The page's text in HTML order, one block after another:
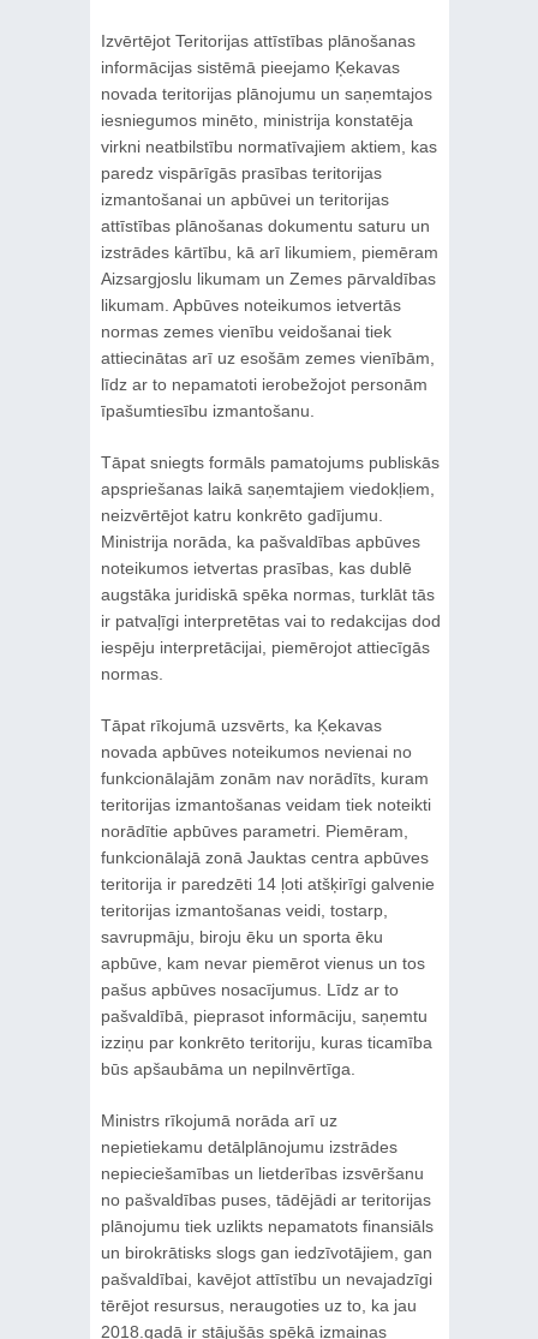
Izvērtējot Teritorijas attīstības plānošanas
informācijas sistēmā pieejamo Ķekavas
novada teritorijas plānojumu un saņemtajos
iesniegumos minēto, ministrija konstatēja
virkni neatbilstību normatīvajiem aktiem, kas
paredz vispārīgās prasības teritorijas
izmantošanai un apbūvei un teritorijas
attīstības plānošanas dokumentu saturu un
izstrādes kārtību, kā arī likumiem, piemēram
Aizsargjoslu likumam un Zemes pārvaldības
likumam. Apbūves noteikumos ietvertās
normas zemes vienību veidošanai tiek
attiecinātas arī uz esošām zemes vienībām,
līdz ar to nepamatoti ierobežojot personām
īpašumtiesību izmantošanu.
Tāpat sniegts formāls pamatojums publiskās
apspriešanas laikā saņemtajiem viedokļiem,
neizvērtējot katru konkrēto gadījumu.
Ministrija norāda, ka pašvaldības apbūves
noteikumos ietvertas prasības, kas dublē
augstāka juridiskā spēka normas, turklāt tās
ir patvaļīgi interpretētas vai to redakcijas dod
iespēju interpretācijai, piemērojot attiecīgās
normas.
Tāpat rīkojumā uzsvērts, ka Ķekavas
novada apbūves noteikumos nevienai no
funkcionālajām zonām nav norādīts, kuram
teritorijas izmantošanas veidam tiek noteikti
norādītie apbūves parametri. Piemēram,
funkcionālajā zonā Jauktas centra apbūves
teritorija ir paredzēti 14 ļoti atšķirīgi galvenie
teritorijas izmantošanas veidi, tostarp,
savrupmāju, biroju ēku un sporta ēku
apbūve, kam nevar piemērot vienus un tos
pašus apbūves nosacījumus. Līdz ar to
pašvaldībā, pieprasot informāciju, saņemtu
izziņu par konkrēto teritoriju, kuras ticamība
būs apšaubāma un nepilnvērtīga.
Ministrs rīkojumā norāda arī uz
nepietiekamu detālplānojumu izstrādes
nepieciešamības un lietderības izsvēršanu
no pašvaldības puses, tādējādi ar teritorijas
plānojumu tiek uzlikts nepamatots finansiāls
un birokrātisks slogs gan iedzīvotājiem, gan
pašvaldībai, kavējot attīstību un nevajadzīgi
tērējot resursus, neraugoties uz to, ka jau
2018.gadā ir stājušās spēkā izmaiņas